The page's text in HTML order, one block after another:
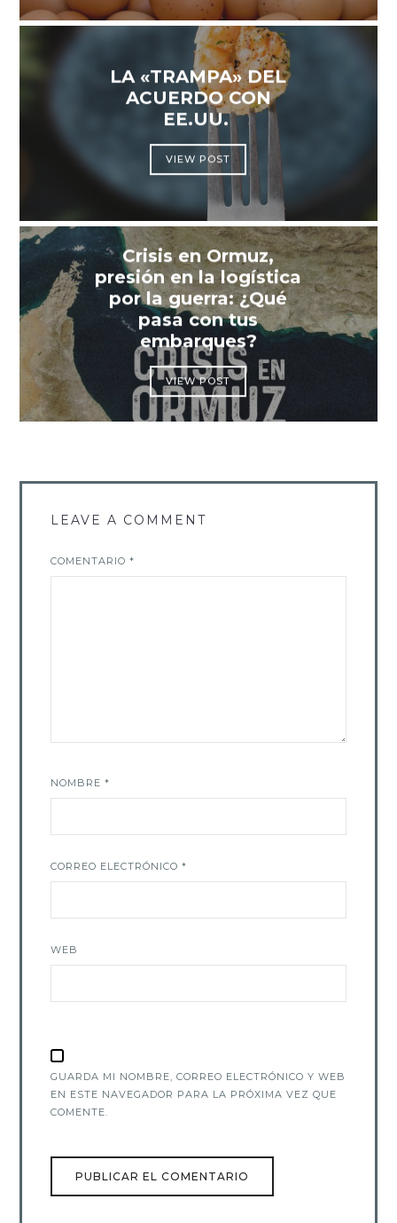
LA «TRAMPA» DEL
ACUERDO CON
EE.UU.
VIEW POST
Crisis en Ormuz,
presión en la logística
por la guerra: ¿Qué
pasa con tus
embarques?
VIEW POST
LEAVE A COMMENT
COMENTARIO*
NOMBRE*
CORREO ELECTRÓNICO*
WEB
GUARDA MI NOMBRE, CORREO ELECTRÓNICO Y WEB
EN ESTE NAVEGADOR PARA LA PRÓXIMA VEZ QUE
COMENTE.